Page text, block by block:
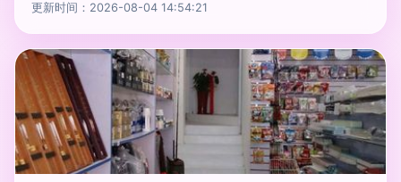
更新时间：2026-08-04 14:54:21